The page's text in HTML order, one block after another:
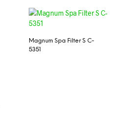
Magnum Spa Filter S C-
5351